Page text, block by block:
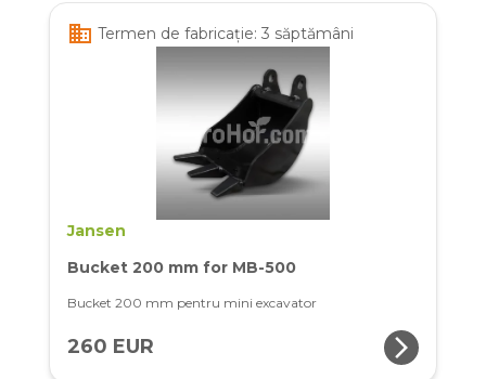
business Termen de fabricație: 3 săptămâni
Jansen
Bucket 200 mm for MB-500
Bucket 200 mm pentru mini excavator
260 EUR arrow_forward_ios